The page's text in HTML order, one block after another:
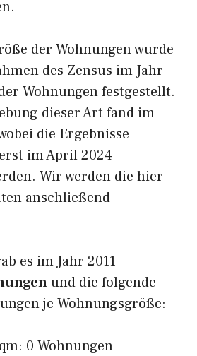
der Wohnungen wurde
des Zensus im Jahr
Wohnungen festgestellt.
dieser Art fand im
die Ergebnisse
im April 2024
Wir werden die hier
anschließend
es im Jahr 2011
und die folgende
je Wohnungsgröße:
0 Wohnungen